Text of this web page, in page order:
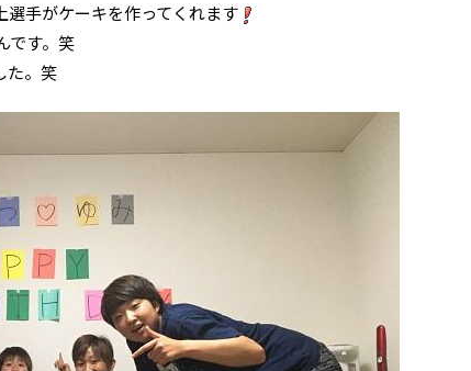
手がケーキを作ってくれます
です。笑
た。笑